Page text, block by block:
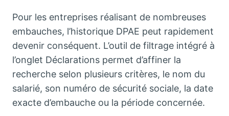
Pour les entreprises réalisant de nombreuses
embauches, l’historique DPAE peut rapidement
devenir conséquent. L’outil de filtrage intégré à
l’onglet Déclarations permet d’affiner la
recherche selon plusieurs critères, le nom du
salarié, son numéro de sécurité sociale, la date
exacte d’embauche ou la période concernée.